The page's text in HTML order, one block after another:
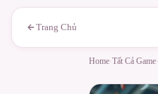
Trang Chủ
Home Tất Cả Game